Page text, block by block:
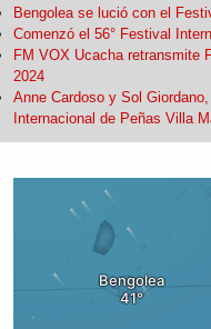
Bengolea se lució con el
Comenzó el 56° Festival
FM VOX Ucacha retransmite
2024
Anne Cardoso y Sol
Internacional de Peñas Villa